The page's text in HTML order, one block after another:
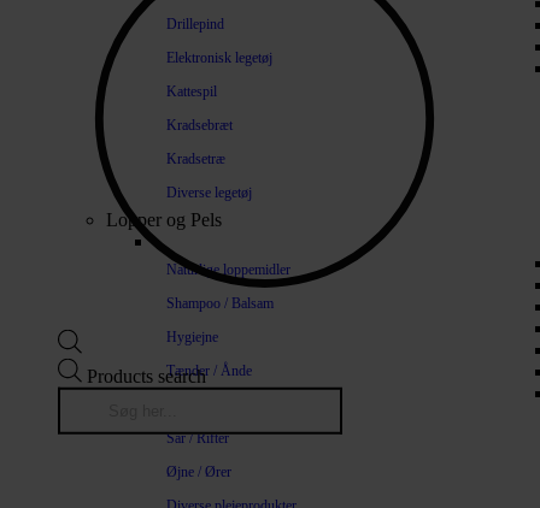
Drillepind
Elektronisk legetøj
Kattespil
Kradsebræt
Kradsetræ
Diverse legetøj
Lopper og Pels
Naturlige loppemidler
Shampoo / Balsam
Hygiejne
Tænder / Ånde
Sår / Rifter
Øjne / Ører
Products search